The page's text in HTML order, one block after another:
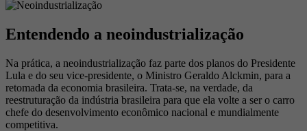
Entendendo a neoindustrialização
Na prática, a neoindustrialização faz parte dos planos do Presidente
Lula e do seu vice-presidente, o Ministro Geraldo Alckmin, para a
retomada da economia brasileira. Trata-se, na verdade, da
reestruturação da indústria brasileira para que ela volte a ser o carro
chefe do desenvolvimento econômico nacional e mundialmente
competitiva.